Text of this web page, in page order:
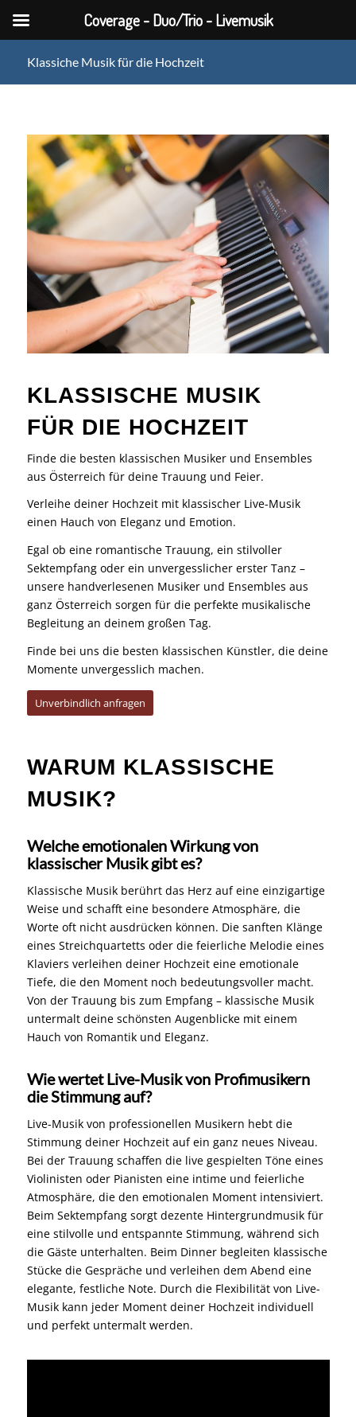
Klassiche Musik für die Hochzeit
KLASSISCHE MUSIK
FÜR DIE HOCHZEIT
Finde die besten klassischen Musiker und Ensembles
aus Österreich für deine Trauung und Feier.
Verleihe deiner Hochzeit mit klassischer Live-Musik
einen Hauch von Eleganz und Emotion.
Egal ob eine romantische Trauung, ein stilvoller
Sektempfang oder ein unvergesslicher erster Tanz –
unsere handverlesenen Musiker und Ensembles aus
ganz Österreich sorgen für die perfekte musikalische
Begleitung an deinem großen Tag.
Finde bei uns die besten klassischen Künstler, die deine
Momente unvergesslich machen.
Unverbindlich anfragen
WARUM KLASSISCHE
MUSIK?
Welche emotionalen Wirkung von
klassischer Musik gibt es?
Klassische Musik berührt das Herz auf eine einzigartige
Weise und schafft eine besondere Atmosphäre, die
Worte oft nicht ausdrücken können. Die sanften Klänge
eines Streichquartetts oder die feierliche Melodie eines
Klaviers verleihen deiner Hochzeit eine emotionale
Tiefe, die den Moment noch bedeutungsvoller macht.
Von der Trauung bis zum Empfang – klassische Musik
untermalt deine schönsten Augenblicke mit einem
Hauch von Romantik und Eleganz.
Wie wertet Live-Musik von Profimusikern
die Stimmung auf?
Live-Musik von professionellen Musikern hebt die
Stimmung deiner Hochzeit auf ein ganz neues Niveau.
Bei der Trauung schaffen die live gespielten Töne eines
Violinisten oder Pianisten eine intime und feierliche
Atmosphäre, die den emotionalen Moment intensiviert.
Beim Sektempfang sorgt dezente Hintergrundmusik für
eine stilvolle und entspannte Stimmung, während sich
die Gäste unterhalten. Beim Dinner begleiten klassische
Stücke die Gespräche und verleihen dem Abend eine
elegante, festliche Note. Durch die Flexibilität von Live-
Musik kann jeder Moment deiner Hochzeit individuell
und perfekt untermalt werden.
Coverage - Duo/Trio - Livemusik